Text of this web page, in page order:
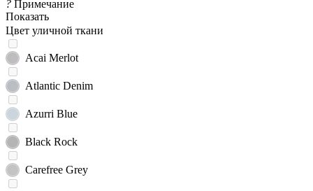
? Примечание
Показать
Цвет уличной ткани
Acai Merlot
Atlantic Denim
Azurri Blue
Black Rock
Carefree Grey